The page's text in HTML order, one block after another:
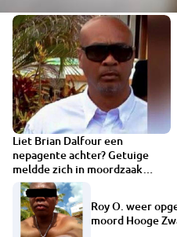
Liet Brian Dalfour een
nepagente achter? Getuige
meldde zich in moordzaak
Hooge Zwaluwe
Roy O. weer
moord Hooge